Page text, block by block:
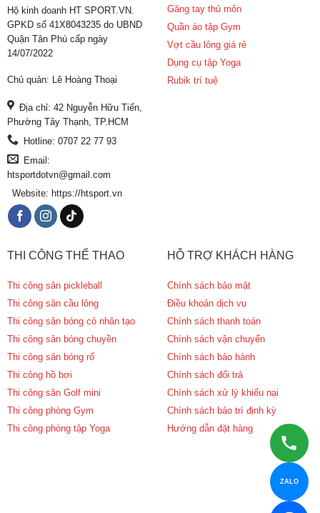
Hộ kinh doanh HT SPORT.VN.
GPKD số 41X8043235 do UBND
Quận Tân Phú cấp ngày
14/07/2022
Chủ quản: Lê Hoàng Thoại
Địa chỉ: 42 Nguyễn Hữu Tiến,
Phường Tây Thạnh, TP.HCM
Hotline: 0707 22 77 93
Email:
htsportdotvn@gmail.com
Website: https://htsport.vn
Găng tay thủ môn
Quần áo tập Gym
Vợt cầu lông giá rẻ
Dụng cụ tập Yoga
Rubik trí tuệ
THI CÔNG THỂ THAO
Thi công sân pickleball
Thi công sân cầu lông
Thi công sân bóng cỏ nhân tạo
Thi công sân bóng chuyền
Thi công sân bóng rổ
Thi công hồ bơi
Thi công sân Golf mini
Thi công phòng Gym
Thi công phòng tập Yoga
HỖ TRỢ KHÁCH HÀNG
Chính sách bảo mật
Điều khoản dịch vụ
Chính sách thanh toán
Chính sách vận chuyển
Chính sách bảo hành
Chính sách đổi trả
Chính sách xử lý khiếu nại
Chính sách bảo trì định kỳ
Hướng dẫn đặt hàng
ZALO